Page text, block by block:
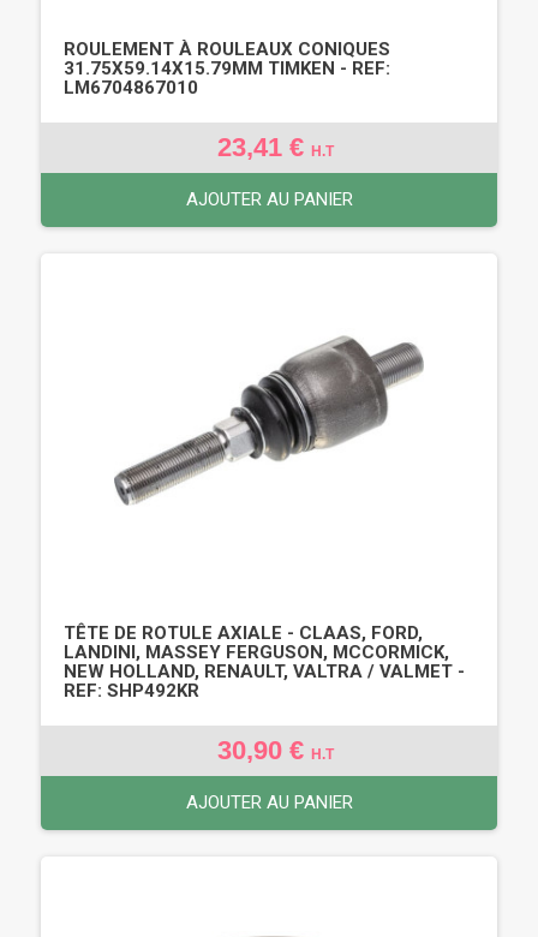
ROULEMENT À ROULEAUX CONIQUES
31.75X59.14X15.79MM TIMKEN - REF:
LM6704867010
23,41 € H.T
AJOUTER AU PANIER
TÊTE DE ROTULE AXIALE - CLAAS, FORD,
LANDINI, MASSEY FERGUSON, MCCORMICK,
NEW HOLLAND, RENAULT, VALTRA / VALMET -
REF: SHP492KR
30,90 € H.T
AJOUTER AU PANIER